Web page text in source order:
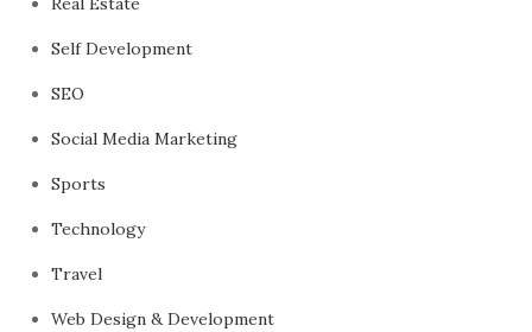
Self Development
SEO
Social Media Marketing
Sports
Technology
Travel
Web Design & Development